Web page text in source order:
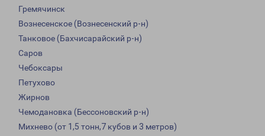
Гремячинск
Вознесенское (Вознесенский р-н)
Танковое (Бахчисарайский р-н)
Саров
Чебоксары
Петухово
Жирнов
Чемодановка (Бессоновский р-н)
Михнево (от 1,5 тонн,7 кубов и 3 метров)